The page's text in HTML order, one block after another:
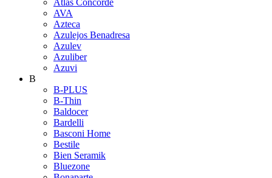
AVA
Azteca
Azulejos Benadresa
Azulev
Azuliber
Azuvi
B
B-PLUS
B-Thin
Baldocer
Bardelli
Basconi Home
Bestile
Bien Seramik
Bluezone